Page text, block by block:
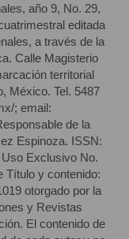
año 9, No. 29,
editada
a través de la
Calle Magisterio
territorial
México. Tel. 5487
; email:
de la
Espinoza. ISSN:
Exclusivo No.
Título y contenido:
otorgado por la
y Revistas
El contenido de